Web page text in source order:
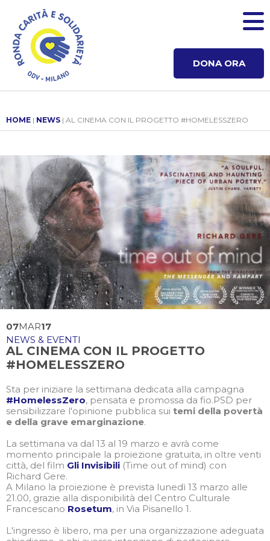
DONA ORA
HOME | NEWS | AL CINEMA CON IL PROGETTO #HOMELESSZERO
07MAR17
NEWS & EVENTI
AL CINEMA CON IL PROGETTO
#HOMELESSZERO
Sta per iniziare la settimana dedicata alla campagna
#HomelessZero, pensata e promossa da fio.PSD per
sensibilizzare l'opinione pubblica sui temi della povertà
e della grave emarginazione.
La settimana va dal 13 al 19 marzo e avrà come
momento principale la proiezione gratuita, in oltre venti
città, del film Gli Invisibili (Time out of mind) con
Richard Gere.
A Milano la proiezione è prevista lunedì 13 marzo alle
21.00, grazie alla disponibilità del Centro Culturale
Francescano Rosetum, in Via Pisanello 1.
L'ingresso è libero, ma per una organizzazione adeguata